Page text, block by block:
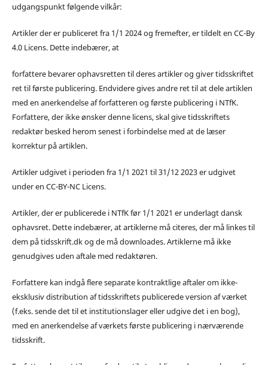
udgangspunkt følgende vilkår:
Artikler der er publiceret fra 1/1 2024 og fremefter, er tildelt en CC-By
4.0 Licens. Dette indebærer, at
forfattere bevarer ophavsretten til deres artikler og giver tidsskriftet
ret til første publicering. Endvidere gives andre ret til at dele artiklen
med en anerkendelse af forfatteren og første publicering i NTfK.
Forfattere, der ikke ønsker denne licens, skal give tidsskriftets
redaktør besked herom senest i forbindelse med at de læser
korrektur på artiklen.
Artikler udgivet i perioden fra 1/1 2021 til 31/12 2023 er udgivet
under en CC-BY-NC Licens.
Artikler, der er publicerede i NTfK før 1/1 2021 er underlagt dansk
ophavsret. Dette indebærer, at artiklerne må citeres, der må linkes til
dem på tidsskrift.dk og de må downloades. Artiklerne må ikke
genudgives uden aftale med redaktøren.
Forfattere kan indgå flere separate kontraktlige aftaler om ikke-
eksklusiv distribution af tidsskriftets publicerede version af værket
(f.eks. sende det til et institutionslager eller udgive det i en bog),
med en anerkendelse af værkets første publicering i nærværende
tidsskrift.